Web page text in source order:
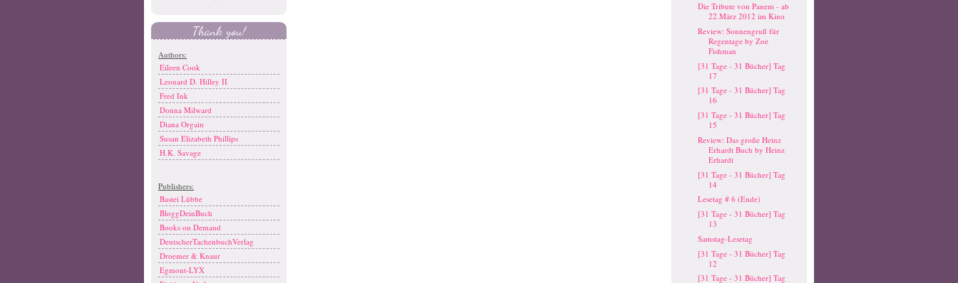
Thank you!
Authors:
Eileen Cook
Leonard D. Hilley II
Fred Ink
Donna Milward
Diana Orgain
Susan Elizabeth Phillips
H.K. Savage
Publishers:
Bastei Lübbe
BloggDeinBuch
Books on Demand
DeutscherTachenbuchVerlag
Droemer & Knaur
Egmont-LYX
Die Tribute von Panem - ab
22.März 2012 im Kino
Review: Sonnengruß für
Regentage by Zoe
Fishman
[31 Tage - 31 Bücher] Tag
17
[31 Tage - 31 Bücher] Tag
16
[31 Tage - 31 Bücher] Tag
15
Review: Das große Heinz
Erhardt Buch by Heinz
Erhardt
[31 Tage - 31 Bücher] Tag
14
Lesetag # 6 (Ende)
[31 Tage - 31 Bücher] Tag
13
Samstag-Lesetag
[31 Tage - 31 Bücher] Tag
12
[31 Tage - 31 Bücher] Tag